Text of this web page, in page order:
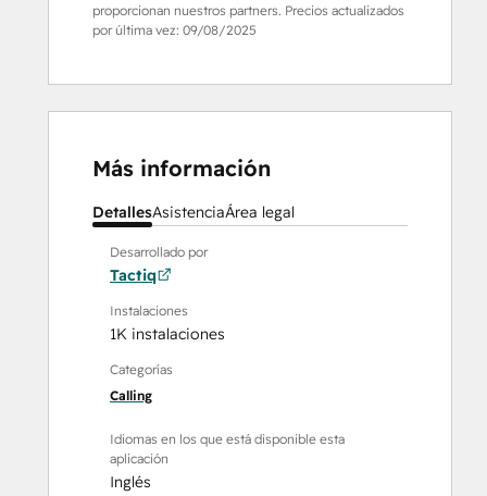
proporcionan nuestros partners. Precios actualizados
por última vez: 09/08/2025
Más información
DetallesAsistenciaÁrea legal
Desarrollado por
Tactiq
Instalaciones
1K instalaciones
Categorías
Calling
Idiomas en los que está disponible esta
aplicación
Inglés